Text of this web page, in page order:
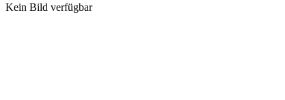
Kein Bild verfügbar